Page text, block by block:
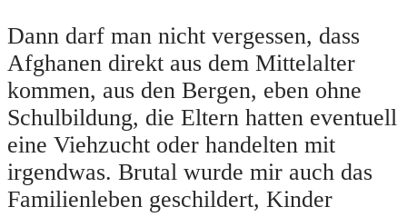
Dann darf man nicht vergessen, dass
Afghanen direkt aus dem Mittelalter
kommen, aus den Bergen, eben ohne
Schulbildung, die Eltern hatten eventuell
eine Viehzucht oder handelten mit
irgendwas. Brutal wurde mir auch das
Familienleben geschildert, Kinder